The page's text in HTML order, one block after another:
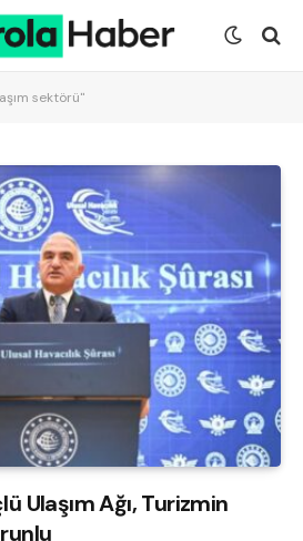
sektörü"
Ulaşım Ağı, Turizmin